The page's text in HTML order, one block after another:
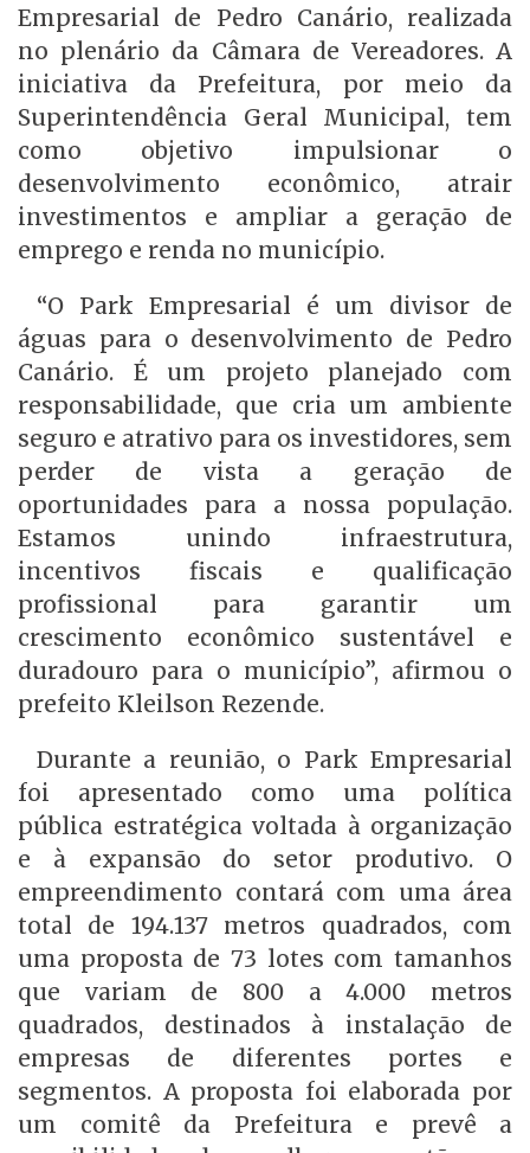
Empresarial de Pedro Canário, realizada
no plenário da Câmara de Vereadores. A
iniciativa da Prefeitura, por meio da
Superintendência Geral Municipal, tem
como objetivo impulsionar o
desenvolvimento econômico, atrair
investimentos e ampliar a geração de
emprego e renda no município.
“O Park Empresarial é um divisor de
águas para o desenvolvimento de Pedro
Canário. É um projeto planejado com
responsabilidade, que cria um ambiente
seguro e atrativo para os investidores, sem
perder de vista a geração de
oportunidades para a nossa população.
Estamos unindo infraestrutura,
incentivos fiscais e qualificação
profissional para garantir um
crescimento econômico sustentável e
duradouro para o município”, afirmou o
prefeito Kleilson Rezende.
Durante a reunião, o Park Empresarial
foi apresentado como uma política
pública estratégica voltada à organização
e à expansão do setor produtivo. O
empreendimento contará com uma área
total de 194.137 metros quadrados, com
uma proposta de 73 lotes com tamanhos
que variam de 800 a 4.000 metros
quadrados, destinados à instalação de
empresas de diferentes portes e
segmentos. A proposta foi elaborada por
um comitê da Prefeitura e prevê a